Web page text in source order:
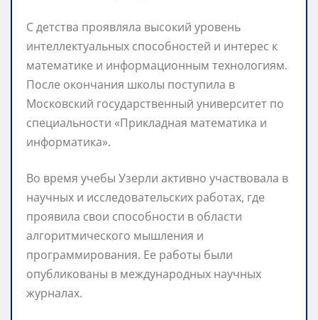
С детства проявляла высокий уровень
интеллектуальных способностей и интерес к
математике и информационным технологиям.
После окончания школы поступила в
Московский государственный университет по
специальности «Прикладная математика и
информатика».
Во время учебы Узерли активно участвовала в
научных и исследовательских работах, где
проявила свои способности в области
алгоритмического мышления и
программирования. Ее работы были
опубликованы в международных научных
журналах.